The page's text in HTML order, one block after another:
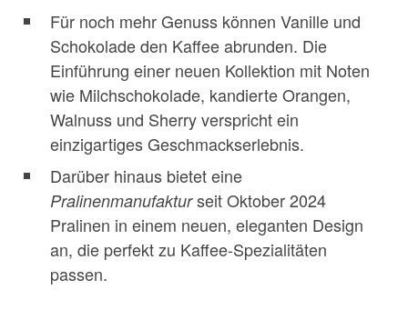
Für noch mehr Genuss können Vanille und
Schokolade den Kaffee abrunden. Die
Einführung einer neuen Kollektion mit Noten
wie Milchschokolade, kandierte Orangen,
Walnuss und Sherry verspricht ein
einzigartiges Geschmackserlebnis.
Darüber hinaus bietet eine
Pralinenmanufakturseit Oktober 2024
Pralinen in einem neuen, eleganten Design
an, die perfekt zu Kaffee-Spezialitäten
passen.